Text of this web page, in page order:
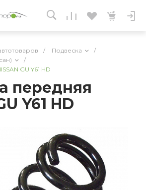
/ Подвеска
/
/
GU Y61 HD
передняя
Y61 HD